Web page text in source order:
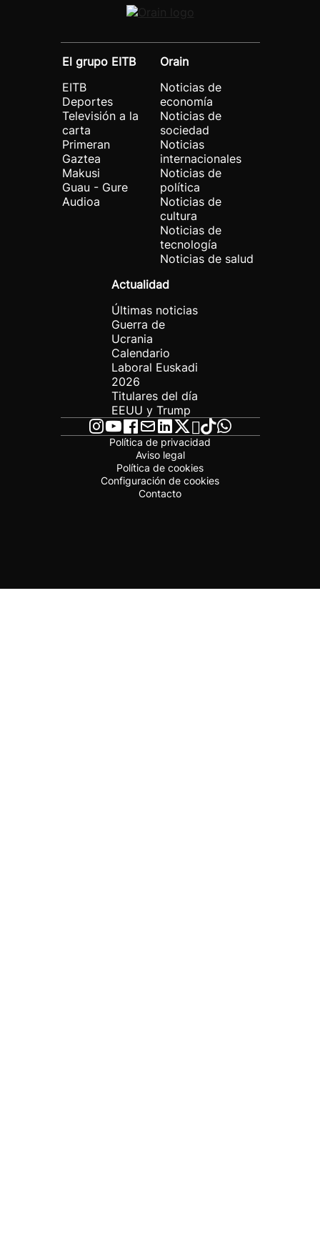
El grupo EITB
EITB
Deportes
Televisión a la
carta
Primeran
Gaztea
Makusi
Guau - Gure
Audioa
Orain
Noticias de
economía
Noticias de
sociedad
Noticias
internacionales
Noticias de
política
Noticias de
cultura
Noticias de
tecnología
Noticias de salud
Actualidad
Últimas noticias
Guerra de
Ucrania
Calendario
Laboral Euskadi
2026
Titulares del día
EEUU y Trump
Política de privacidad
Aviso legal
Política de cookies
Configuración de cookies
Contacto